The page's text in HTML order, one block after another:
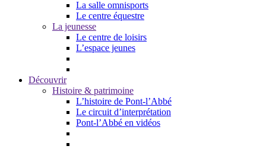
La salle omnisports
Le centre équestre
La jeunesse
Le centre de loisirs
L’espace jeunes
Découvrir
Histoire & patrimoine
L’histoire de Pont-l’Abbé
Le circuit d’interprétation
Pont-l’Abbé en vidéos